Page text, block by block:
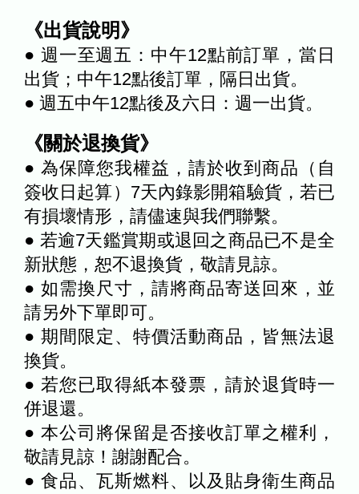
《出貨說明》
● 週一至週五：中午12點前訂單，當日
出貨；中午12點後訂單，隔日出貨。
● 週五中午12點後及六日：週一出貨。
《關於退換貨》
● 為保障您我權益，請於收到商品（自
簽收日起算）7天內錄影開箱驗貨，若已
有損壞情形，請儘速與我們聯繫。
● 若逾7天鑑賞期或退回之商品已不是全
新狀態，恕不退換貨，敬請見諒。
● 如需換尺寸，請將商品寄送回來，並
請另外下單即可。
● 期間限定、特價活動商品，皆無法退
換貨。
● 若您已取得紙本發票，請於退貨時一
併退還。
● 本公司將保留是否接收訂單之權利，
敬請見諒！謝謝配合。
● 食品、瓦斯燃料、以及貼身衛生商品